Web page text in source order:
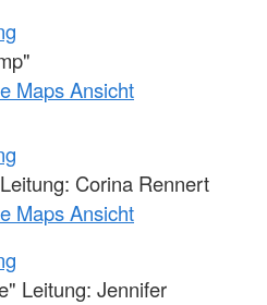
Maps Ansicht
Corina Rennert
Maps Ansicht
Leitung: Jennifer